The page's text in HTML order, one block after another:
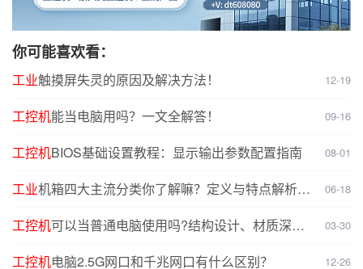
你可能喜欢看：
工业触摸屏失灵的原因及解决方法！ 12-19
工控机能当电脑用吗？一文全解答！ 09-16
工控机BIOS基础设置教程：显示输出参数配置指南 08-01
工业机箱四大主流分类你了解嘛？定义与特点解析，
06-18
工控机可以当普通电脑使用吗?结构设计、材质深度
03-30
工控机电脑2.5G网口和千兆网口有什么区别？ 12-26